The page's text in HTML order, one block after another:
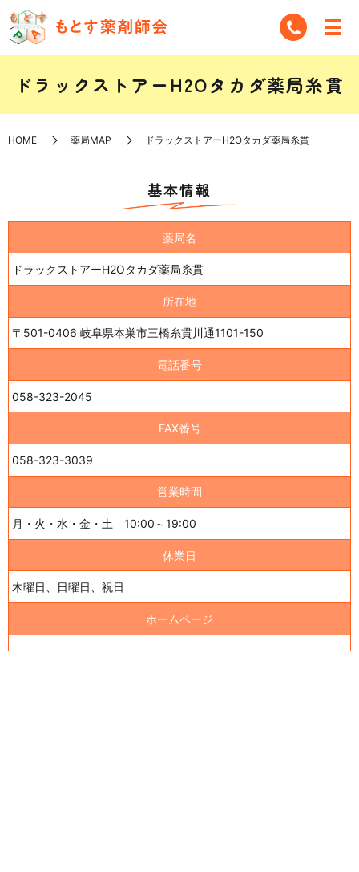
ドラックストアーH2Oタカダ薬局糸貫
HOME 薬局MAP ドラックストアーH2Oタカダ薬局糸貫
基本情報
薬局名
ドラックストアーH2Oタカダ薬局糸貫
所在地
〒501-0406 岐阜県本巣市三橋糸貫川通1101-150
電話番号
058-323-2045
FAX番号
058-323-3039
営業時間
月・火・水・金・土 10:00～19:00
休業日
木曜日、日曜日、祝日
ホームページ